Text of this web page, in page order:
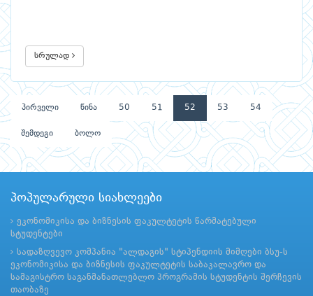
სრულად
პირველი წინა 50 51 52 53 54
შემდეგი ბოლო
პოპულარული სიახლეები
ეკონომიკისა და ბიზნესის ფაკულტეტის წარმატებული
სტუდენტები
სადაზღვევო კომპანია "ალდაგის" სტიპენდიის მიმღები ბსუ-ს
ეკონომიკისა და ბიზნესის ფაკულტეტის საბაკალავრო და
სამაგისტრო საგანმანათლებლო პროგრამის სტუდენტის შერჩევის
თაობაზე